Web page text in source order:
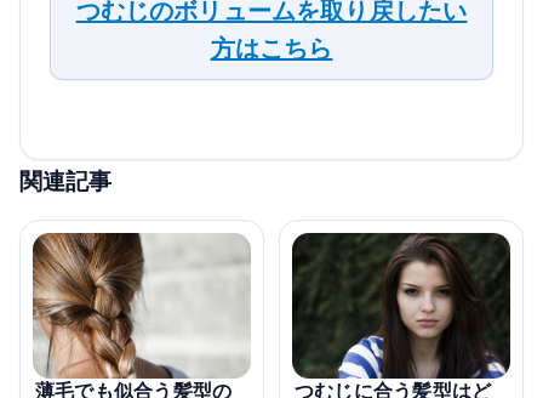
つむじのボリュームを取り戻したい
方はこちら
関連記事
薄毛でも似合う髪型の
つむじに合う髪型はど